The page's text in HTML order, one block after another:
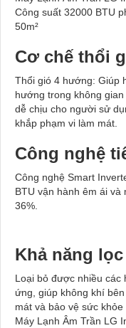
Công suất 32000 BTU
50m²
Cơ chế thổi
Thổi gió 4 hướng: Giúp
hướng trong không
dễ chịu cho người sử
khắp phạm vi làm mát.
Công nghệ
Công nghệ Smart
BTU vận hành êm ái và
36%.
Khả năng
Loại bỏ được nhiều các
ứng, giúp không khí
mát và bảo vệ sức
Máy Lạnh Âm Trần LG